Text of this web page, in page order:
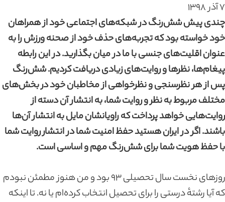
۷ آذر ۱۳۹۸
چندی پیش شش‌رنگ در شبکه‌های اجتماعی خود از همراهان
خود خواسته بود که تجربه‌‌های حذف خود از صحنه‌ ورزش را به
عنوان اقلیت‌های جنسی با ما در میان بگذارید. در این رابطه
پیغام‌ها، نظر‌ها و روایت‌های زیادی دریافت کردیم. شش‌رنگ
پس از هر نظرسنجی و نظرخواهی از مخاطبان خود در بخش‌های
مختلف مربوط به نظر و روایت شما، به انتشار آن دسته از
روایت‌هایی خواهد پرداخت که راویانشان مایل به انتشار آن‌ها
باشند. اگر در ایران هستید حفظ امنیت شما در انتشار روایت شما
با حفظ هویت شما برای شش‌رنگ مهم و اساسی‌ است.
روزهای نخست سال تحصیلی ۹۳ بود و من هنوز مطمئن نبودم
که آیا رشتهٔ درستی را برای تحصیل انتخاب کرده‌ام یا نه. تا اینکه